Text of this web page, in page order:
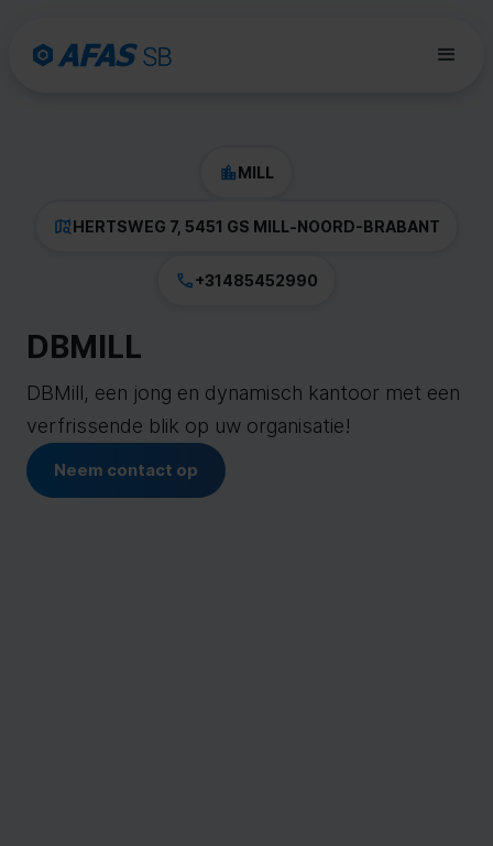
MILL
HERTSWEG 7, 5451 GS MILL-NOORD-BRABANT
+31485452990
DBMILL
DBMill, een jong en dynamisch kantoor met een
verfrissende blik op uw organisatie!
Neem contact op